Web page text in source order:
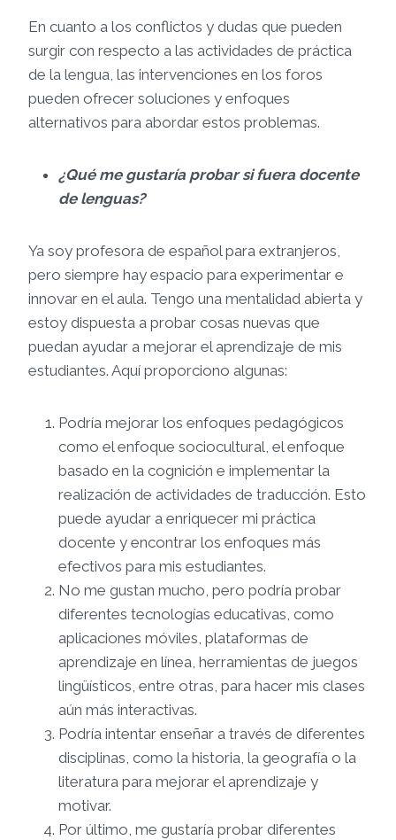
En cuanto a los conflictos y dudas que pueden
surgir con respecto a las actividades de práctica
de la lengua, las intervenciones en los foros
pueden ofrecer soluciones y enfoques
alternativos para abordar estos problemas.
¿Qué me gustaría probar si fuera docente
de lenguas?
Ya soy profesora de español para extranjeros,
pero siempre hay espacio para experimentar e
innovar en el aula. Tengo una mentalidad abierta y
estoy dispuesta a probar cosas nuevas que
puedan ayudar a mejorar el aprendizaje de mis
estudiantes. Aquí proporciono algunas:
Podría mejorar los enfoques pedagógicos
como el enfoque sociocultural, el enfoque
basado en la cognición e implementar la
realización de actividades de traducción. Esto
puede ayudar a enriquecer mi práctica
docente y encontrar los enfoques más
efectivos para mis estudiantes.
No me gustan mucho, pero podría probar
diferentes tecnologías educativas, como
aplicaciones móviles, plataformas de
aprendizaje en línea, herramientas de juegos
lingüísticos, entre otras, para hacer mis clases
aún más interactivas.
Podría intentar enseñar a través de diferentes
disciplinas, como la historia, la geografía o la
literatura para mejorar el aprendizaje y
motivar.
Por último, me gustaría probar diferentes